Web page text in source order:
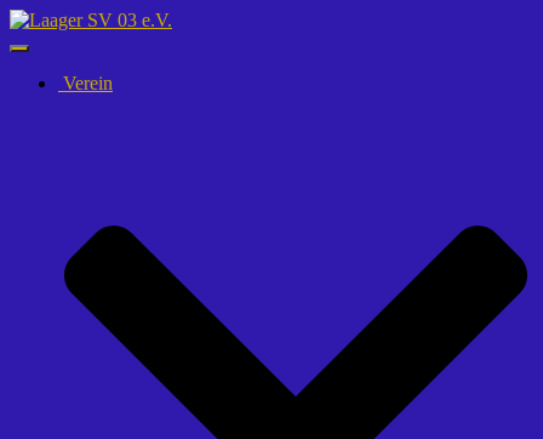
Navigation
umschalten
Verein